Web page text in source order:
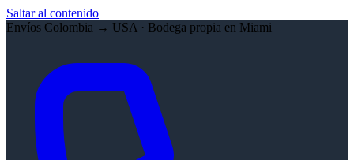
Saltar al contenido
Envíos Colombia → USA · Bodega propia en Miami